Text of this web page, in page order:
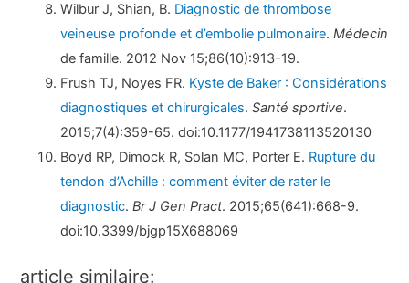
Wilbur J, Shian, B. Diagnostic de thrombose
veineuse profonde et d’embolie pulmonaire.Médecin
de famille. 2012 Nov 15;86(10):913-19.
Frush TJ, Noyes FR. Kyste de Baker : Considérations
diagnostiques et chirurgicales.Santé sportive.
2015;7(4):359-65. doi:10.1177/1941738113520130
Boyd RP, Dimock R, Solan MC, Porter E. Rupture du
tendon d’Achille : comment éviter de rater le
diagnostic.Br J Gen Pract. 2015;65(641):668-9.
doi:10.3399/bjgp15X688069
article similaire: